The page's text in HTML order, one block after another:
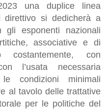
una duplice linea
direttivo si dedicherà a
gli esponenti nazionali
associative e di
costantemente, con
l’usata necessaria
condizioni minimali
al tavolo delle trattative
per le politiche del